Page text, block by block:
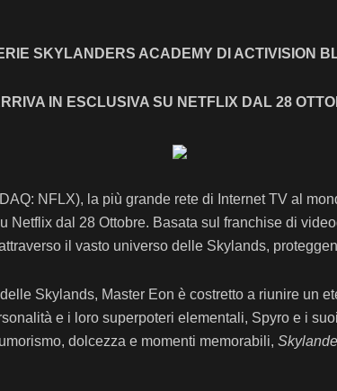
SKYLANDERS ACADEMY DI ACTIVISION
IN ESCLUSIVA SU NETFLIX DAL 28
NFLX), la più grande rete di Internet TV al
Netflix dal 28 Ottobre. Basata sul franchise di
il vasto universo delle Skylands,
Skylands, Master Eon è costretto a riunire un
e i loro superpoteri elementali, Spyro e i
dolcezza e momenti memorabili,